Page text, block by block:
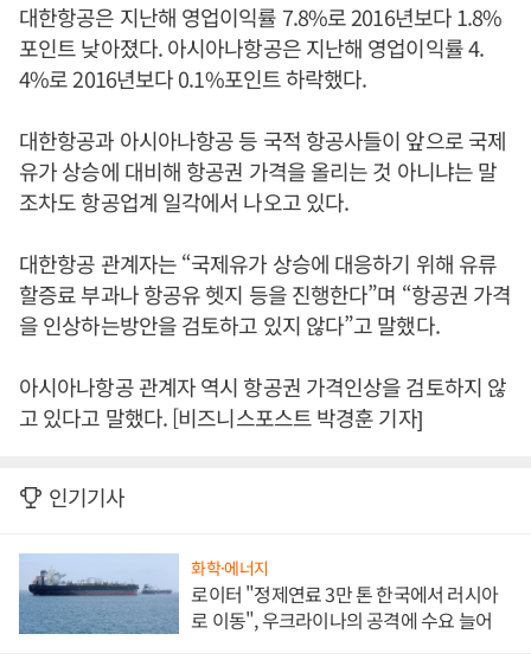
대한항공은 지난해 영업이익률 7.8%로 2016년보다 1.8%
포인트 낮아졌다. 아시아나항공은 지난해 영업이익률 4.
4%로 2016년보다 0.1%포인트 하락했다.
대한항공과 아시아나항공 등 국적 항공사들이 앞으로 국제
유가 상승에 대비해 항공권 가격을 올리는 것 아니냐는 말
조차도 항공업계 일각에서 나오고 있다.
대한항공 관계자는 “국제유가 상승에 대응하기 위해 유류
할증료 부과나 항공유 헷지 등을 진행한다”며 “항공권 가격
을 인상하는방안을 검토하고 있지 않다”고 말했다.
아시아나항공 관계자 역시 항공권 가격인상을 검토하지 않
고 있다고 말했다. [비즈니스포스트 박경훈 기자]
인기기사
화학·에너지
로이터 "정제연료 3만 톤 한국에서 러시아
로 이동", 우크라이나의 공격에 수요 늘어